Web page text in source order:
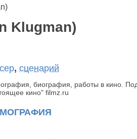
Klugman)
, сценарий
биография, работы в кино.
кино" filmz.ru